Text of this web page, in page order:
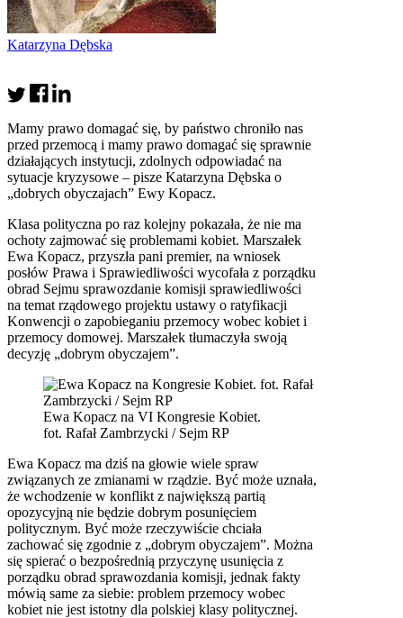
Katarzyna Dębska
Mamy prawo domagać się, by państwo chroniło nas
przed przemocą i mamy prawo domagać się sprawnie
działających instytucji, zdolnych odpowiadać na
sytuacje kryzysowe – pisze Katarzyna Dębska o
„dobrych obyczajach” Ewy Kopacz.
Klasa polityczna po raz kolejny pokazała, że nie ma
ochoty zajmować się problemami kobiet. Marszałek
Ewa Kopacz, przyszła pani premier, na wniosek
posłów Prawa i Sprawiedliwości wycofała z porządku
obrad Sejmu sprawozdanie komisji sprawiedliwości
na temat rządowego projektu ustawy o ratyfikacji
Konwencji o zapobieganiu przemocy wobec kobiet i
przemocy domowej. Marszałek tłumaczyła swoją
decyzję „dobrym obyczajem”.
Ewa Kopacz na VI Kongresie Kobiet.
fot. Rafał Zambrzycki / Sejm RP
Ewa Kopacz ma dziś na głowie wiele spraw
związanych ze zmianami w rządzie. Być może uznała,
że wchodzenie w konflikt z największą partią
opozycyjną nie będzie dobrym posunięciem
politycznym. Być może rzeczywiście chciała
zachować się zgodnie z „dobrym obyczajem”. Można
się spierać o bezpośrednią przyczynę usunięcia z
porządku obrad sprawozdania komisji, jednak fakty
mówią same za siebie: problem przemocy wobec
kobiet nie jest istotny dla polskiej klasy politycznej.